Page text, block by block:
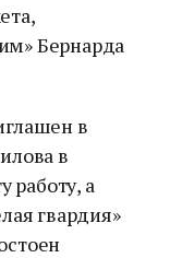
Бернарда
в
в
работу, а
гвардия»